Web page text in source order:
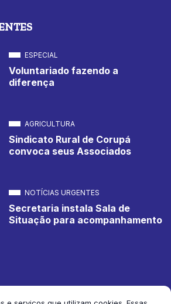
ESPECIAL
Voluntariado fazendo a
diferença
AGRICULTURA
Sindicato Rural de Corupá
convoca seus Associados
NOTÍCIAS URGENTES
Secretaria instala Sala de
Situação para acompanhamento